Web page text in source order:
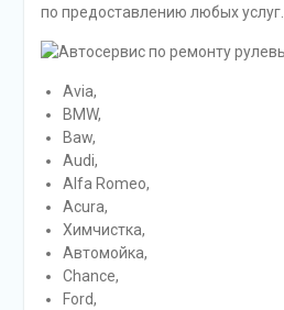
по предоставлению любых услуг.
Avia,
BMW,
Baw,
Audi,
Alfa Romeo,
Acura,
Химчистка,
Автомойка,
Chance,
Ford,